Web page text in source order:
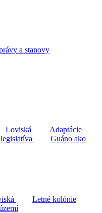
a stanovy
Loviská
Adaptácie
Guáno ako
Letné kolónie